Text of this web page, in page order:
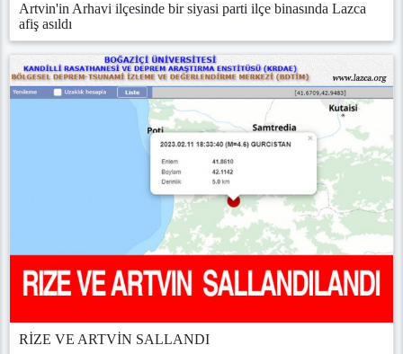
Artvin'in Arhavi ilçesinde bir siyasi parti ilçe binasında Lazca
afiş asıldı
RİZE VE ARTVİN SALLANDI